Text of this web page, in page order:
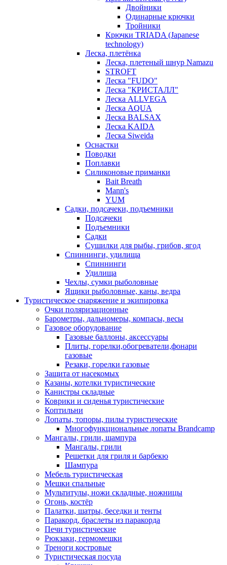
Двойники
Одинарные крючки
Тройники
Крючки TRIADA (Japanese
technology)
Леска, плетёнка
Леска, плетеный шнур Namazu
STROFT
Леска "FUDO"
Леска "КРИСТАЛЛ"
Леска ALLVEGA
Леска AQUA
Леска BALSAX
Леска KAIDA
Леска Siweida
Оснастки
Поводки
Поплавки
Силиконовые приманки
Bait Breath
Mann's
YUM
Садки, подсачеки, подъемники
Подсачеки
Подъемники
Садки
Сушилки для рыбы, грибов, ягод
Спиннинги, удилища
Спиннинги
Удилища
Чехлы, сумки рыболовные
Ящики рыболовные, каны, ведра
Туристическое снаряжение и экипировка
Очки поляризационные
Барометры, дальномеры, компасы, весы
Газовое оборудование
Газовые баллоны, аксессуары
Плиты, горелки,обогреватели,фонари
газовые
Резаки, горелки газовые
Защита от насекомых
Казаны, котелки туристические
Канистры складные
Коврики и сиденья туристические
Коптильни
Лопаты, топоры, пилы туристические
Многофункциональные лопаты Brandcamp
Мангалы, грили, шампура
Мангалы, грили
Решетки для гриля и барбекю
Шампура
Мебель туристическая
Мешки спальные
Мультитулы, ножи складные, ножницы
Огонь, костёр
Палатки, шатры, беседки и тенты
Паракорд, браслеты из паракорда
Печи туристические
Рюкзаки, гермомешки
Треноги костровые
Туристическая посуда